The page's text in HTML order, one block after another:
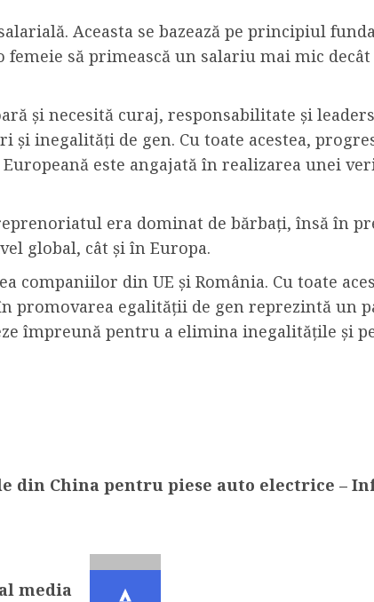
Aceasta se bazează pe principiul
să primească un salariu mai mic
și necesită curaj, responsabilitate și
inegalități de gen. Cu toate acestea,
este angajată în realizarea unei
era dominat de bărbați, însă în
global, cât și în Europa.
companiilor din UE și România. Cu toate
promovarea egalității de gen reprezintă un
împreună pentru a elimina inegalitățile și
din China pentru piese auto electrice –
media